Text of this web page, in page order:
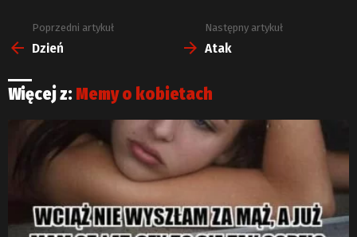
Zobacz
więcej
Poprzedni artykuł
Dzień
Następny artykuł
Atak
Więcej z: Memy o kobietach